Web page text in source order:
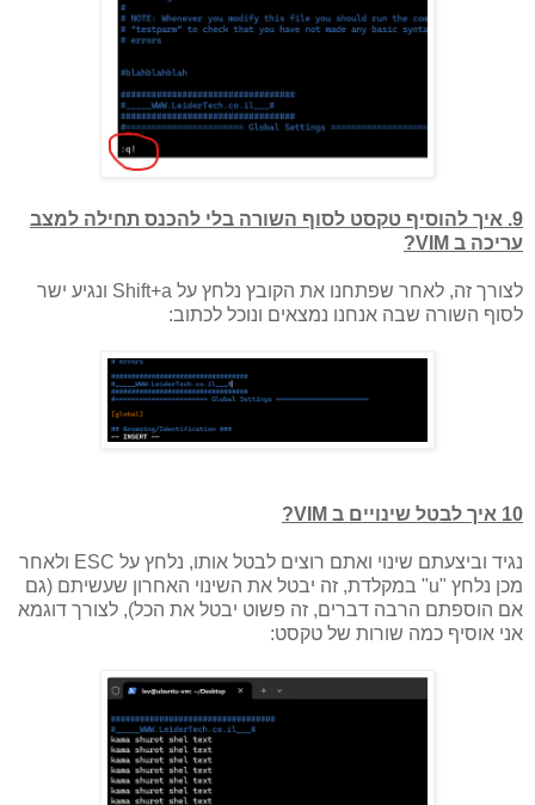
9. איך להוסיף טקסט לסוף השורה בלי להכנס תחילה למצב
עריכה ב VIM?
לצורך זה, לאחר שפתחנו את הקובץ נלחץ על Shift+a ונגיע ישר
לסוף השורה שבה אנחנו נמצאים ונוכל לכתוב:
10 איך לבטל שינויים ב VIM?
נגיד וביצעתם שינוי ואתם רוצים לבטל אותו, נלחץ על ESC ולאחר
מכן נלחץ "u" במקלדת, זה יבטל את השינוי האחרון שעשיתם (גם
אם הוספתם הרבה דברים, זה פשוט יבטל את הכל), לצורך דוגמא
אני אוסיף כמה שורות של טקסט: